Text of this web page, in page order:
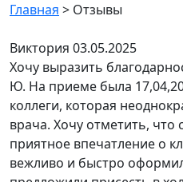
Главная > Отзывы
Виктория 03.05.2025
Хочу выразить
Ю. На приеме была
коллеги, которая
врача. Хочу отметить, что
приятное впечатление о
вежливо и быстро